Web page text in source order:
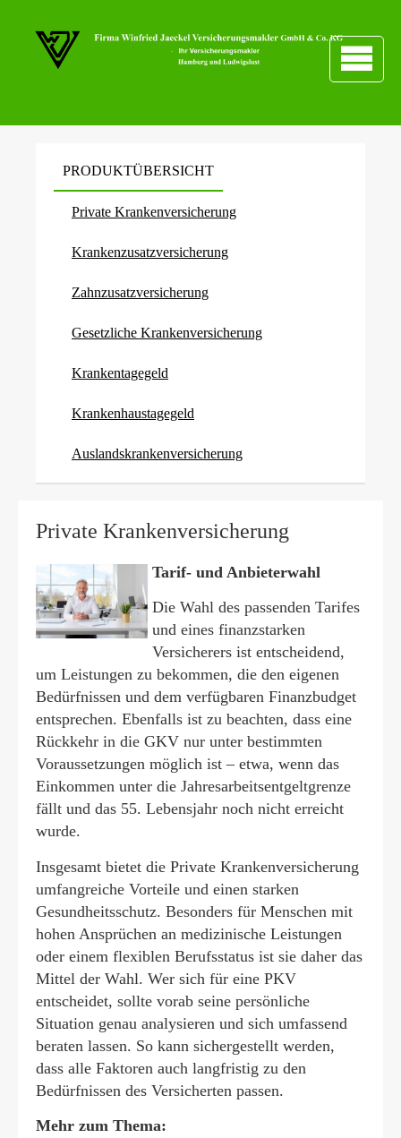
PRODUKTÜBERSICHT
Private Kranken­ver­si­che­rung
Kranken­zusatz­ver­si­che­rung
Zahn­zu­satz­ver­si­che­rung
Gesetzliche Kranken­ver­si­che­rung
Krankentagegeld
Krankenhaustagegeld
Auslandskrankenversicherung
Private Kranken­ver­si­che­rung
Tarif- und Anbieterwahl
Die Wahl des passenden Tarifes
und eines finanzstarken
Versicherers ist entscheidend,
um Leistungen zu bekommen, die den eigenen
Bedürfnissen und dem verfügbaren Finanzbudget
entsprechen. Ebenfalls ist zu beachten, dass eine
Rückkehr in die GKV nur unter bestimmten
Voraussetzungen möglich ist – etwa, wenn das
Einkommen unter die Jahresarbeitsentgeltgrenze
fällt und das 55. Lebensjahr noch nicht erreicht
wurde.
Insgesamt bietet die Private Kranken­ver­si­che­rung
umfangreiche Vorteile und einen starken
Gesundheitsschutz. Besonders für Menschen mit
hohen Ansprüchen an medizinische Leistungen
oder einem flexiblen Berufsstatus ist sie daher das
Mittel der Wahl. Wer sich für eine PKV
entscheidet, sollte vorab seine persönliche
Situation genau analysieren und sich umfassend
beraten lassen. So kann sichergestellt werden,
dass alle Faktoren auch langfristig zu den
Bedürfnissen des Versicherten passen.
Mehr zum Thema: